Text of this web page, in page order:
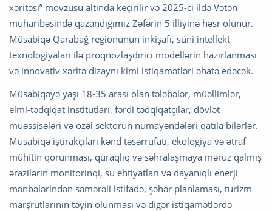
xəritəsi” mövzusu altında keçirilir və 2025-ci ildə Vətən
müharibəsində qazandığımız Zəfərin 5 illiyinə həsr olunur.
Müsabiqə Qarabağ regionunun inkişafı, süni intellekt
texnologiyaları ilə proqnozlaşdırıcı modellərin hazırlanması
və innovativ xəritə dizaynı kimi istiqamətləri əhatə edəcək.
Müsabiqəyə yaşı 18-35 arası olan tələbələr, müəllimlər,
elmi-tədqiqat institutları, fərdi tədqiqatçılar, dövlət
müəssisələri və özəl sektorun nümayəndələri qatıla bilərlər.
Müsabiqə iştirakçıları kənd təsərrüfatı, ekologiya və ətraf
mühitin qorunması, quraqlıq və səhralaşmaya məruz qalmış
ərazilərin monitorinqi, su ehtiyatları və dayanıqlı enerji
mənbələrindən səmərəli istifadə, şəhər planlaması, turizm
marşrutlarının təyin olunması və digər istiqamətlərdə